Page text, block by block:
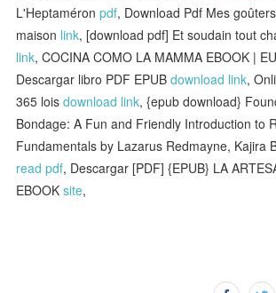
L'Heptaméronpdf, Download Pdf Mes
maison link, [download pdf] Et soudain tout
link, COCINA COMO LA MAMMA EBOOK |
Descargar libro PDF EPUBdownload link,
365 loisdownload link, {epub download}
Bondage: A Fun and Friendly Introduction to
Fundamentals by Lazarus Redmayne, Kajira
read pdf, Descargar [PDF] {EPUB} LA
EBOOKsite,